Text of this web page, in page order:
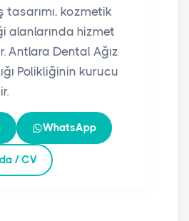
kozmetik
alanlarında hizmet
Antlara Dental Ağız
Polikliğinin kurucu
WhatsApp
/ CV